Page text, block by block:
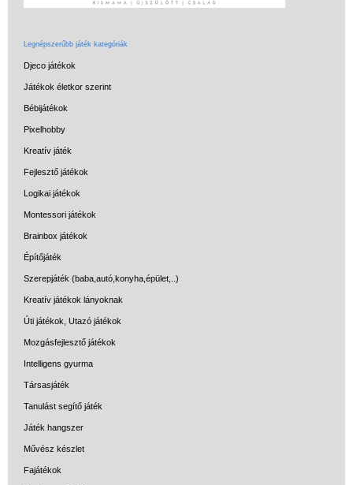
Legnépszerűbb játék kategóriák
Djeco játékok
Játékok életkor szerint
Bébijátékok
Pixelhobby
Kreatív játék
Fejlesztő játékok
Logikai játékok
Montessori játékok
Brainbox játékok
Építőjáték
Szerepjáték (baba,autó,konyha,épület,..)
Kreatív játékok lányoknak
Úti játékok, Utazó játékok
Mozgásfejlesztő játékok
Intelligens gyurma
Társasjáték
Tanulást segítő játék
Játék hangszer
Művész készlet
Fajátékok